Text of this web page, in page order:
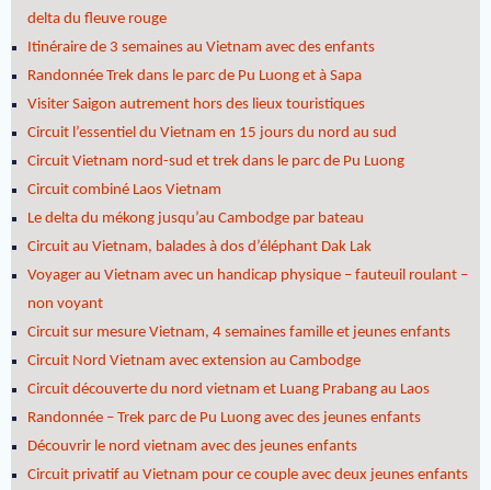
delta du fleuve rouge
Itinéraire de 3 semaines au Vietnam avec des enfants
Randonnée Trek dans le parc de Pu Luong et à Sapa
Visiter Saigon autrement hors des lieux touristiques
Circuit l’essentiel du Vietnam en 15 jours du nord au sud
Circuit Vietnam nord-sud et trek dans le parc de Pu Luong
Circuit combiné Laos Vietnam
Le delta du mékong jusqu’au Cambodge par bateau
Circuit au Vietnam, balades à dos d’éléphant Dak Lak
Voyager au Vietnam avec un handicap physique – fauteuil roulant –
non voyant
Circuit sur mesure Vietnam, 4 semaines famille et jeunes enfants
Circuit Nord Vietnam avec extension au Cambodge
Circuit découverte du nord vietnam et Luang Prabang au Laos
Randonnée – Trek parc de Pu Luong avec des jeunes enfants
Découvrir le nord vietnam avec des jeunes enfants
Circuit privatif au Vietnam pour ce couple avec deux jeunes enfants